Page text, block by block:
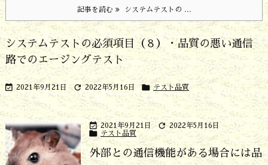
記事を読む システムテストの ...
システムテストの必須項目（８）・品質の悪い通信
路でのエージングテスト
 2021年9月21日  2022年5月16日  テスト品質
 2021年9月21日  2022年5月16日
 テスト品質
外部との通信機能がある場合には品